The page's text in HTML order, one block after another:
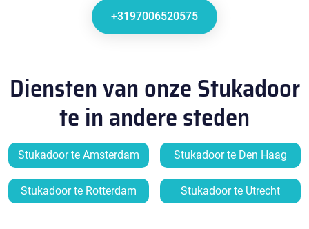
+3197006520575
Diensten van onze Stukadoor
te in andere steden
Stukadoor te Amsterdam Stukadoor te Den Haag
Stukadoor te Rotterdam Stukadoor te Utrecht